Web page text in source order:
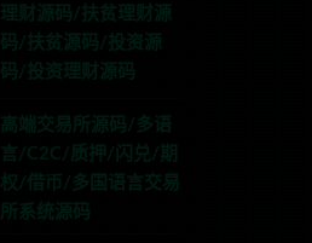
理财源码/扶贫理财源
码/扶贫源码/投资源
码/投资理财源码
高端交易所源码/多语
言/C2C/质押/闪兑/期
权/借币/多国语言交易
所系统源码